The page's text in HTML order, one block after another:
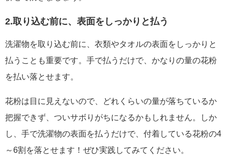
2.取り込む前に、表面をしっかりと払う
洗濯物を取り込む前に、衣類やタオルの表面をしっかりと
払うことも重要です。手で払うだけで、かなりの量の花粉
を払い落とせます。
花粉は目に見えないので、どれくらいの量が落ちているか
把握できず、ついサボりがちになるかもしれません。しか
し、手で洗濯物の表面を払うだけで、付着している花粉の4
～6割を落とせます！ぜひ実践してみてください。